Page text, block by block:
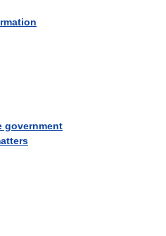
government